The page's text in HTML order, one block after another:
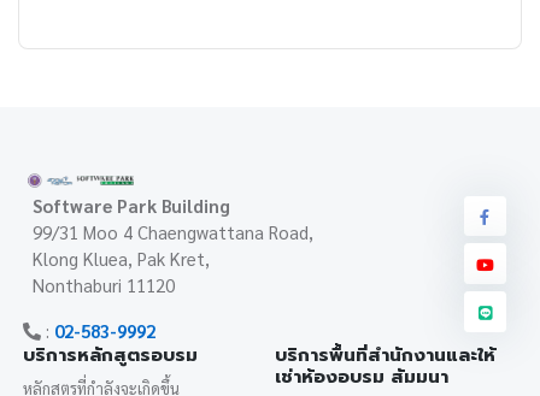
Software Park Building
99/31 Moo 4 Chaengwattana Road,
Klong Kluea, Pak Kret,
Nonthaburi 11120
: 02-583-9992
บริการหลักสูตรอบรม
หลักสูตรที่กำลังจะเกิดขึ้น
บริการพื้นที่สำนักงานและให้
เช่าห้องอบรม สัมมนา